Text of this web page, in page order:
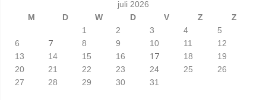
juli 2026
M
D W D V Z
Z
1
2 3 4
5
6
7 8 9 10 11
12
13
14 15 16 17 18
19
20
21 22 23 24 25
26
27
28 29 30 31